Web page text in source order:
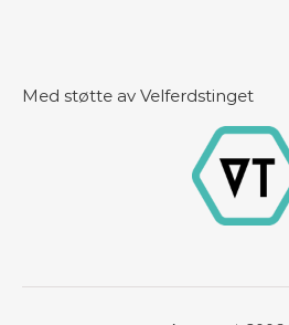
Med støtte av Velferdstinget